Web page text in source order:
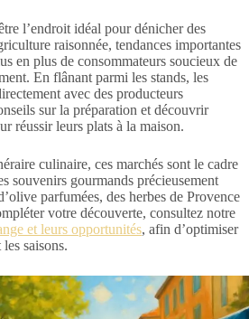
l’endroit idéal pour dénicher des
raisonnée, tendances importantes
en plus de consommateurs soucieux de
En flânant parmi les stands, les
avec des producteurs
sur la préparation et découvrir
réussir leurs plats à la maison.
culinaire, ces marchés sont le cadre
souvenirs gourmands précieusement
parfumées, des herbes de Provence
votre découverte, consultez notre
et leurs opportunités, afin d’optimiser
saisons.